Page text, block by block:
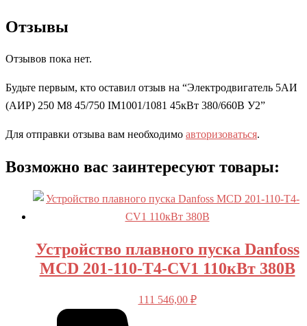
Отзывы
Отзывов пока нет.
Будьте первым, кто оставил отзыв на “Электродвигатель 5АИ
(АИР) 250 M8 45/750 IM1001/1081 45кВт 380/660В У2”
Для отправки отзыва вам необходимо авторизоваться.
Возможно вас заинтересуют товары:
Устройство плавного пуска Danfoss
MCD 201-110-T4-CV1 110кВт 380В
111 546,00 ₽